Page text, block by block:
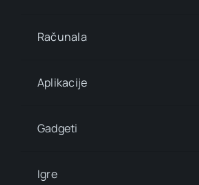
Računala
Aplikacije
Gadgeti
Igre